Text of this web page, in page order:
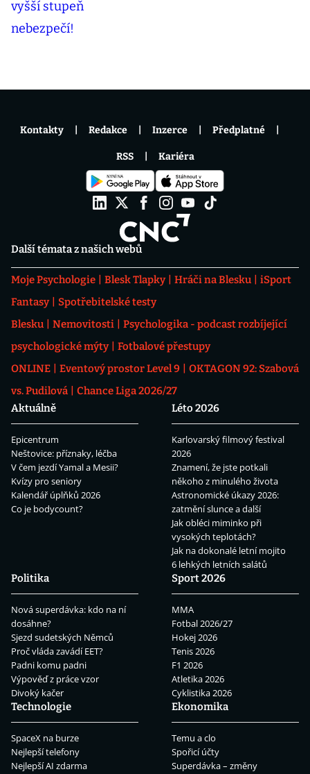
Další témata z našich webů
Moje Psychologie Blesk Tlapky Hráči na Blesku
iSport
Fantasy
Spotřebitelské testy
Blesku
Nemovitosti
Psychologika - podcast rozbíjející
psychologické mýty
Fotbalové přestupy
ONLINE
Eventový prostor Level 9
OKTAGON 92: Szabová
vs. Pudilová
Chance Liga 2026/27
Aktuálně
Epicentrum
Neštovice: příznaky, léčba
V čem jezdí Yamal a Mesii?
Kvízy pro seniory
Kalendář úplňků 2026
Co je bodycount?
Léto 2026
Karlovarský filmový festival
2026
Znamení, že jste potkali
někoho z minulého života
Astronomické úkazy 2026:
zatmění slunce a další
Jak obléci miminko při
vysokých teplotách?
Jak na dokonalé letní mojito
6 lehkých letních salátů
Politika
Nová superdávka: kdo na ní
dosáhne?
Sjezd sudetských Němců
Proč vláda zavádí EET?
Padni komu padni
Výpověď z práce vzor
Divoký kačer
Sport 2026
MMA
Fotbal 2026/27
Hokej 2026
Tenis 2026
F1 2026
Atletika 2026
Cyklistika 2026
Technologie
SpaceX na burze
Nejlepší telefony
Nejlepší AI zdarma
Ekonomika
Temu a clo
Spořicí účty
Superdávka – změny
Kontakty Redakce Inzerce Předplatné
RSS Kariéra